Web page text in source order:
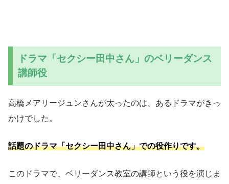
ドラマ「セクシー田中さん」のベリーダンス
講師役
高橋メアリージュンさんが太ったのは、あるドラマがきっ
かけでした。
話題のドラマ「セクシー田中さん」での役作りです。
このドラマで、ベリーダンス教室の講師という役を演じま